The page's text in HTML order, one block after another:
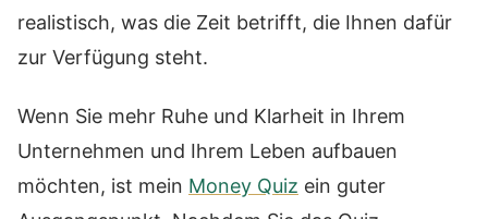
realistisch, was die Zeit betrifft, die Ihnen dafür
zur Verfügung steht.
Wenn Sie mehr Ruhe und Klarheit in Ihrem
Unternehmen und Ihrem Leben aufbauen
möchten, ist mein Money Quiz ein guter